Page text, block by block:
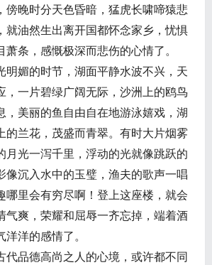
傍晚时分天色昏暗，猛虎长啸啼猿悲
就油然生出离开国都怀念家乡，忧惧
条，感慨极深而悲伤的心情了。
明媚的时节，湖面平静水波不兴，天
，一片碧绿广阔无际，沙洲上的鸥鸟
，美丽的鱼自由自在地游泳嬉戏，湖
的兰花，茂盛而青翠。有时大片烟雾
月光一泻千里，浮动的光就像跳跃的
像沉入水中的玉璧，渔夫的歌声一唱
哪里会有穷尽啊！登上这座楼，就会
气爽，荣耀和屈辱一齐忘掉，端着酒
洋的感情了。
代品德高尚之人的心境，或许都不同